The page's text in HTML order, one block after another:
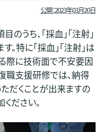
公開：2023年03月20日
うち、「採血」「注射」
。特に「採血」「注射」は
際に技術面で不安要因
職支援研修では、納得
だくことが出来ますの
ださい。